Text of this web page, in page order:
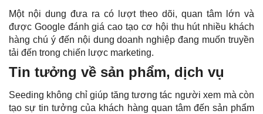
Một nội dung đưa ra có lượt theo dõi, quan tâm lớn và
được Google đánh giá cao tạo cơ hội thu hút nhiều khách
hàng chú ý đến nội dung doanh nghiệp đang muốn truyền
tải đến trong chiến lược marketing.
Tin tưởng về sản phẩm, dịch vụ
Seeding không chỉ giúp tăng tương tác người xem mà còn
tạo sự tin tưởng của khách hàng quan tâm đến sản phẩm